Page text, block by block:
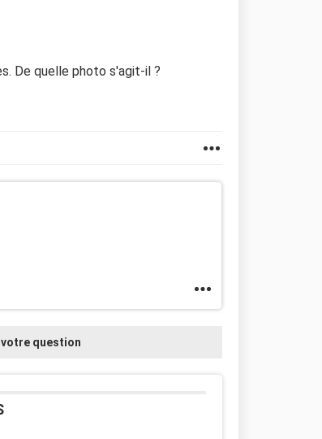
De quelle photo s'agit-il ?
votre question